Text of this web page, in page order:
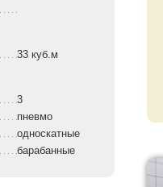
33 куб.м
3
пневмо
односкатные
барабанные